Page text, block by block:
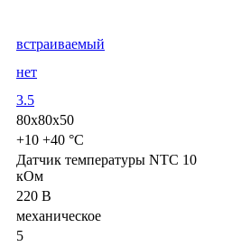
встраиваемый
нет
3.5
80х80х50
+10 +40 °С
Датчик температуры NTC 10
кОм
220 В
механическое
5